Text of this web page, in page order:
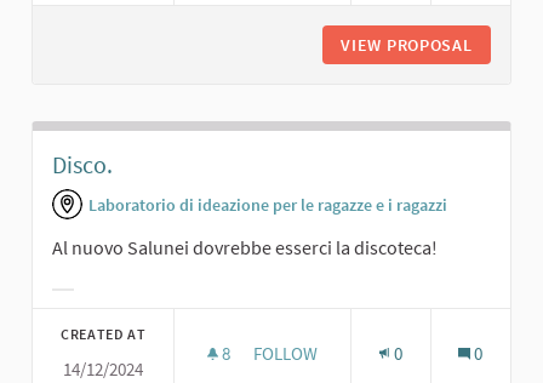
VIEW PROPOSAL
Disco.
Laboratorio di ideazione per le ragazze e i ragazzi
Al nuovo Salunei dovrebbe esserci la discoteca!
CREATED AT
14/12/2024
8 8 FOLLOWERS
FOLLOW 0 0